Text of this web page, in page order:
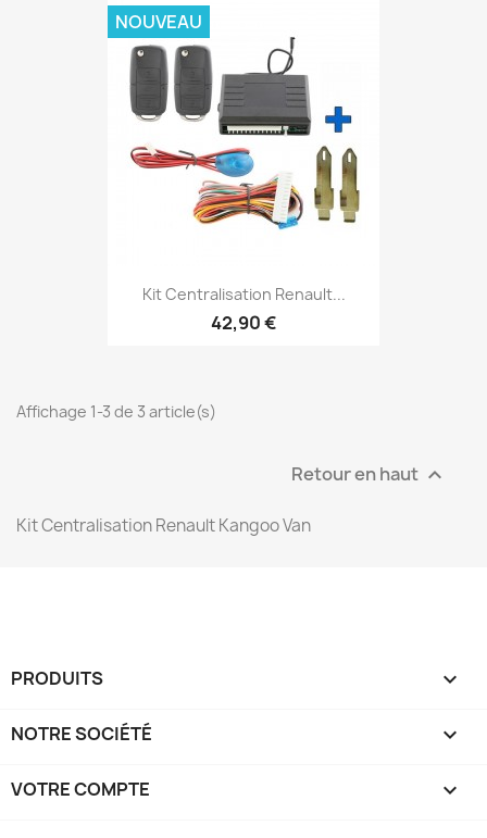
Kit Centralisation Renault...
42,90 €
NOUVEAU
Affichage 1-3 de 3 article(s)
Retour en haut 
Kit Centralisation Renault Kangoo Van
PRODUITS 
NOTRE SOCIÉTÉ 
VOTRE COMPTE 